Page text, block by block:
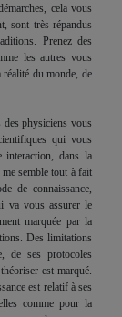
cela vous
sont très répandus
Prenez des
les autres vous
du monde, de
des physiciens vous
qui vous
interaction, dans la
semble tout à fait
de connaissance,
va vous assurer le
marquée par la
Des limitations
de ses protocoles
est marqué.
est relatif à ses
comme pour la